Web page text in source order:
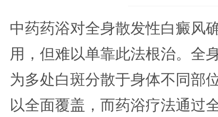
中药药浴对全身散发性白癜风
用，但难以单靠此法根治。全
为多处白斑分散于身体不同部
以全面覆盖，而药浴疗法通过